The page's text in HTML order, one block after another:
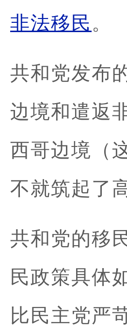
非法移民 。
共和党发布
边境和遣返
西哥边境（
不就筑起了
共和党的移
民政策具体
比民主党严